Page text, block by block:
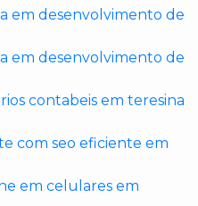
em desenvolvimento de
em desenvolvimento de
contabeis em teresina
com seo eficiente em
em celulares em